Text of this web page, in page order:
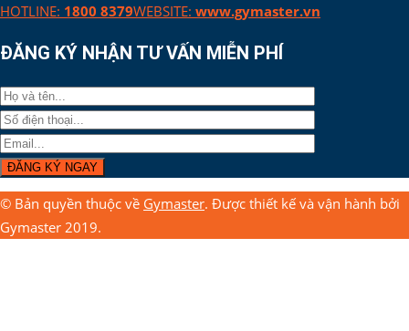
HOTLINE: 1800 8379WEBSITE: www.gymaster.vn
ĐĂNG KÝ NHẬN TƯ VẤN MIỄN PHÍ
© Bản quyền thuộc về Gymaster. Được thiết kế và vận hành bởi
Gymaster 2019.